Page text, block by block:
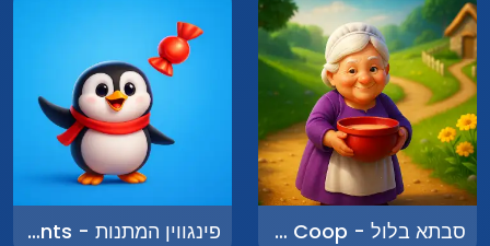
סבתא בלול - Grandma in the Coop פינגווין המתנות - Penguin Presents